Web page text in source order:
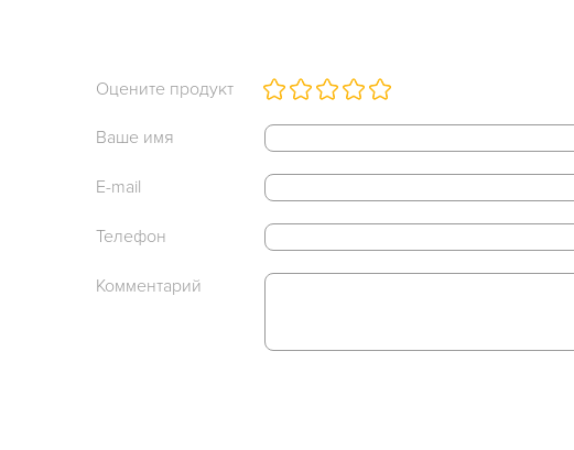
Оцените продукт
Ваше имя
E-mail
Телефон
Комментарий